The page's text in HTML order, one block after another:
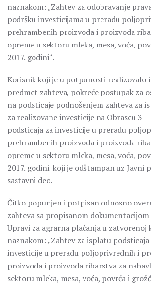
naznakom: „Zahtev za odobravanje
podršku investicijama u preradu
prehrambenih proizvoda i proizvoda
opreme u sektoru mleka, mesa, voća,
2017. godini“.
Korisnik koji je u potpunosti realizovalo
predmet zahteva, pokreće postupak za
na podsticaje podnošenjem zahteva za
za realizovane investicije na Obrascu 3
podsticaja za investicije u preradu
prehrambenih proizvoda i proizvoda
opreme u sektoru mleka, mesa, voća,
2017. godini, koji je odštampan uz Javni
sastavni deo.
Čitko popunjen i potpisan odnosno
zahteva sa propisanom dokumentacijom
Upravi za agrarna plaćanja u zatvorenoj
naznakom: „Zahtev za isplatu
investicije u preradu poljoprivrednih i
proizvoda i proizvoda ribarstva za
sektoru mleka, mesa, voća, povrća i